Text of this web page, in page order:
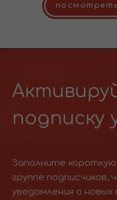
подписку
Заполните короткую
группе подписчиков,
уведомления о